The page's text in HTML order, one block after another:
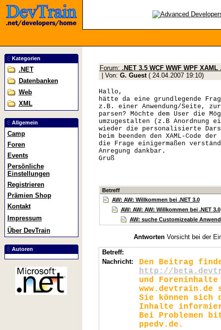
Kategorien
.NET
Datenbanken
Web
XML
Allgemein
Camp
Foren
Events
Persönliche
Einstellungen
Registrieren
Prämien Shop
Kontakt
Impressum
Über DevTrain
Autoren
Forum: .NET 3.5 WCF WWF WPF XAML
| Von: G. Guest( 24.04.2007 19:10)
Hallo,
hätte da eine grundlegende
z.B. einer Anwendung/Seite,
parsen? Möchte dem User die
umzugestalten (z.B Anordnung
wieder die personalisierte
beim beenden den XAML-Code
die Frage einigermaßen
Anregung dankbar.
Gruß
Betreff
AW: AW: Willkommen bei .NET 3.0
AW: AW: AW: Willkommen bei .NET 3.0
AW: suche Customizeable
Antworten Vorsicht bei der
Betreff:
Nachricht:
Den Beitrag
http://
und
Sie können
Inhalte
Bei Problemen
ppedv.de.